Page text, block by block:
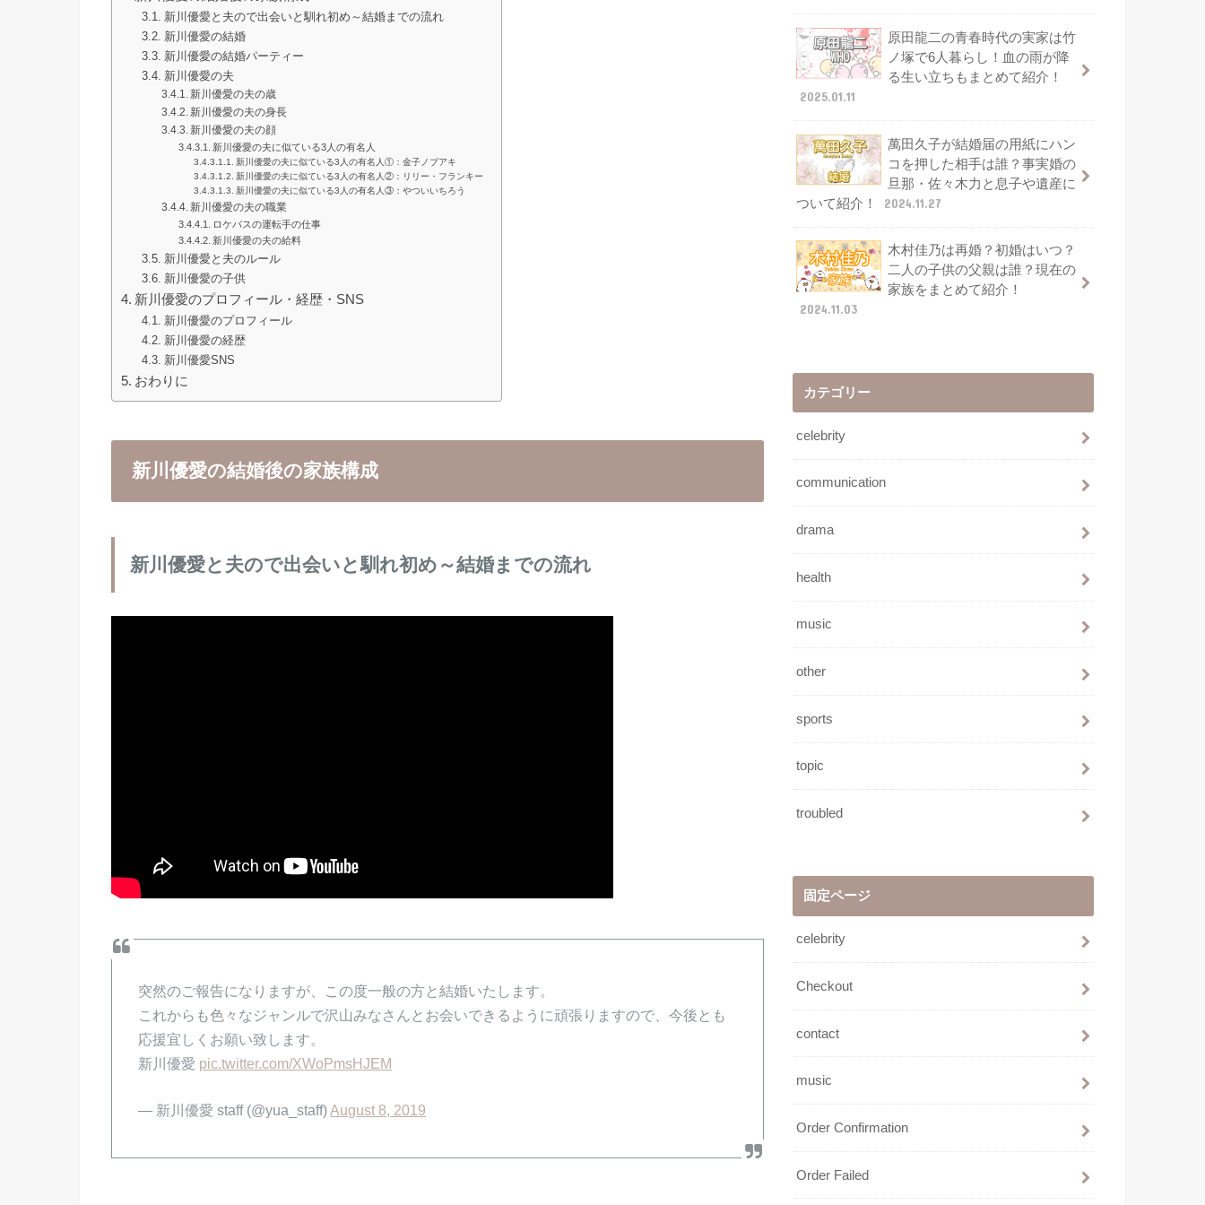
新川優愛と夫ので出会いと馴れ初め～結婚までの流れ
新川優愛の結婚
新川優愛の結婚パーティー
新川優愛の夫
新川優愛の夫の歳
新川優愛の夫の身長
新川優愛の夫の顔
新川優愛の夫に似ている3人の有名人
新川優愛の夫に似ている3人の有名人①：金子ノブアキ
新川優愛の夫に似ている3人の有名人②：リリー・フランキー
新川優愛の夫に似ている3人の有名人③：やついいちろう
新川優愛の夫の職業
ロケバスの運転手の仕事
新川優愛の夫の給料
新川優愛と夫のルール
新川優愛の子供
新川優愛のプロフィール・経歴・SNS
新川優愛のプロフィール
新川優愛の経歴
新川優愛SNS
おわりに
新川優愛の結婚後の家族構成
新川優愛と夫ので出会いと馴れ初め～結婚までの流れ
突然のご報告になりますが、この度一般の方と結婚いたします。
これからも色々なジャンルで沢山みなさんとお会いできるように頑張りますので、今後とも
応援宜しくお願い致します。
新川優愛 pic.twitter.com/XWoPmsHJEM
— 新川優愛 staff (@yua_staff)August 8, 2019
原田龍二の青春時代の実家は竹
ノ塚で6人暮らし！血の雨が降
る生い立ちもまとめて紹介！
2025.01.11
萬田久子が結婚届の用紙にハン
コを押した相手は誰？事実婚の
旦那・佐々木力と息子や遺産に
ついて紹介！
2024.11.27
木村佳乃は再婚？初婚はいつ？
二人の子供の父親は誰？現在の
家族をまとめて紹介！
2024.11.03
カテゴリー
celebrity
communication
drama
health
music
other
sports
topic
troubled
固定ページ
celebrity
Checkout
contact
music
Order Confirmation
Order Failed